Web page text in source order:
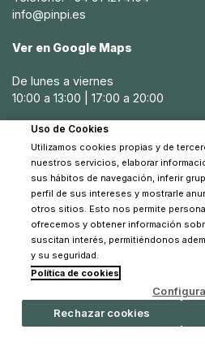
manera precisa y segura,
otras condiciones de salud.
Cómo elegir los artículos
adecuados para mi bebé
Al elegir artículos de higiene y
Bermbach Hancrafted, es
funcionalidad. En Pinpi,
productos que cumplen con
que encuentres las opciones
necesidades.
Es crucial que todos los
materiales seguros y libres de
usar y limpiar. Además, busca
proporcionen características
uso, como cierres herméticos
toallitas o bordes elevados en
info@pinpi.es
Ver en Google Maps
De lunes a viernes
10:00 a 13:00 | 17:00 a 20:00
Sábados
10:30 a 14:00
© 2026 Pinpi - Todos los
Uso de Cookies
Utilizamos cookies propias y de
nuestros servicios, elaborar
sus hábitos de navegación, inferir
perfil de sus intereses y mostrarle
otros sitios. Esto nos permite
ofrecemos y obtener información
suscitan interés, permitiéndonos
y su seguridad.
Política de cookies
Rechazar cookies